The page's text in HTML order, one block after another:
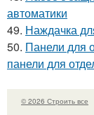
автоматики
49. Наждачка
50. Панели для
панели для
© 2026 Строить все